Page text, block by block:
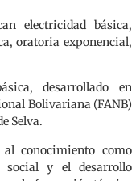
electricidad básica,
oratoria exponencial,
desarrollado en
Bolivariana (FANB)
Selva.
al conocimiento como
social y el desarrollo